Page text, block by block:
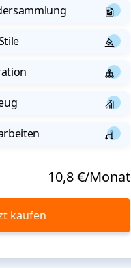
10,8 €/Monat
kaufen